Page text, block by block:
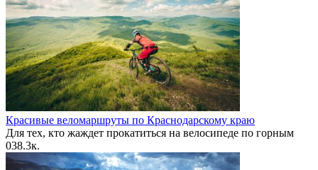
Красивые веломаршруты по Краснодарскому краю
Для тех, кто жаждет прокатиться на велосипеде по горным
038.3к.